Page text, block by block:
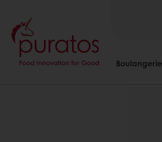
Boulangerie